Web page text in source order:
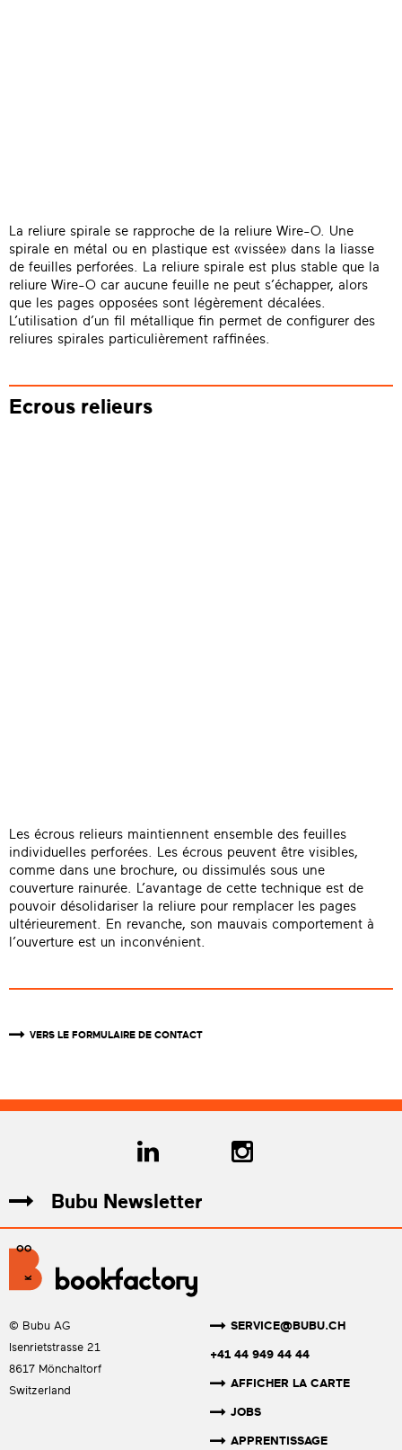
La reliure spirale se rapproche de la reliure Wire-O. Une
spirale en métal ou en plastique est «vissée» dans la liasse
de feuilles perforées. La reliure spirale est plus stable que la
reliure Wire-O car aucune feuille ne peut s’échapper, alors
que les pages opposées sont légèrement décalées.
L’utilisation d’un fil métallique fin permet de configurer des
reliures spirales particulièrement raffinées.
Ecrous relieurs
Les écrous relieurs maintiennent ensemble des feuilles
individuelles perforées. Les écrous peuvent être visibles,
comme dans une brochure, ou dissimulés sous une
couverture rainurée. L’avantage de cette technique est de
pouvoir désolidariser la reliure pour remplacer les pages
ultérieurement. En revanche, son mauvais comportement à
l’ouverture est un inconvénient.
VERS LE FORMULAIRE DE CONTACT
Bubu Newsletter
© Bubu AG
Isenrietstrasse 21
8617 Mönchaltorf
Switzerland
SERVICE@BUBU.CH
+41 44 949 44 44
AFFICHER LA CARTE
JOBS
APPRENTISSAGE